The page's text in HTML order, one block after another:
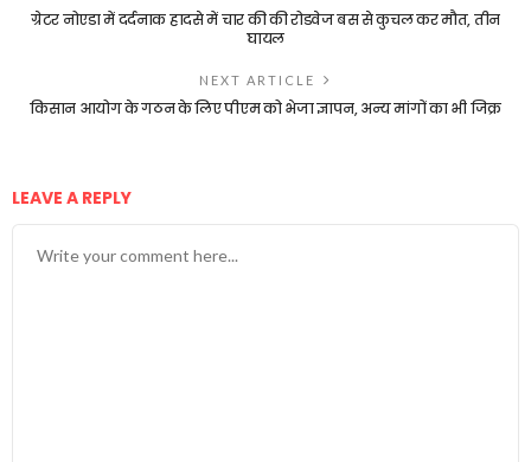
ग्रेटर नोएडा में दर्दनाक हादसे में चार की की रोडवेज बस से कुचल कर मौत, तीन
घायल
NEXT ARTICLE
किसान आयोग के गठन के लिए पीएम को भेजा ज्ञापन, अन्य मांगों का भी जिक्र
LEAVE A REPLY